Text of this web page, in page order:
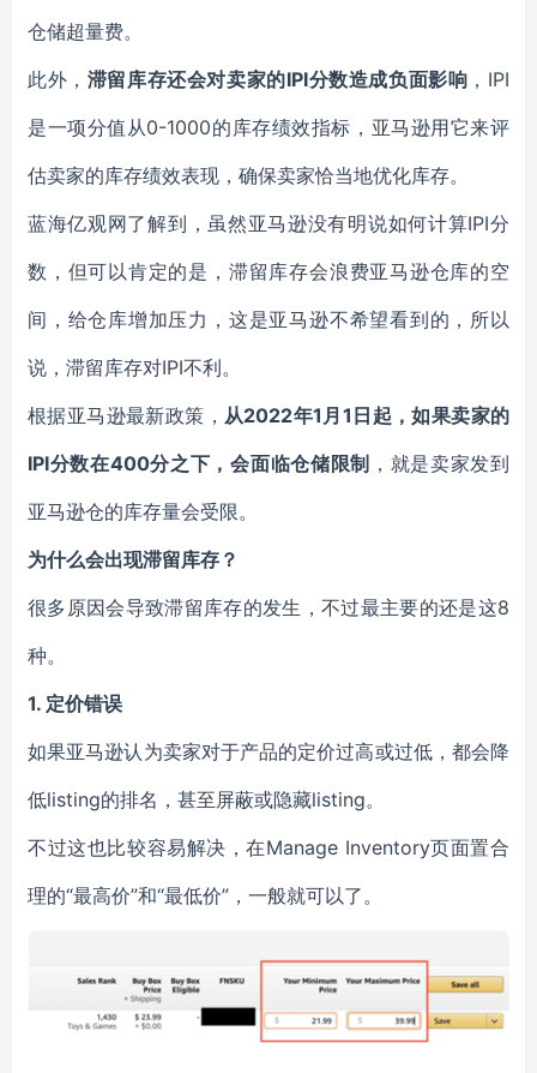
仓储超量费。
此外， 滞留库存还会对卖家的IPI分数造成负面影响 ，IPI
是一项分值从0-1000的库存绩效指标，亚马逊用它来评
估卖家的库存绩效表现，确保卖家恰当地优化库存。
蓝海亿观网了解到，虽然亚马逊没有明说如何计算IPI分
数，但可以肯定的是，滞留库存会浪费亚马逊仓库的空
间，给仓库增加压力，这是亚马逊不希望看到的，所以
说，滞留库存对IPI不利。
根据亚马逊最新政策， 从2022年1月1日起，如果卖家的
IPI分数在400分之下，会面临仓储限制 ，就是卖家发到
亚马逊仓的库存量会受限。
为什么会出现滞留库存？
很多原因会导致滞留库存的发生，不过最主要的还是这8
种。
1. 定价错误
如果亚马逊认为卖家对于产品的定价过高或过低，都会降
低listing的排名，甚至屏蔽或隐藏listing。
不过这也比较容易解决，在Manage Inventory页面置合
理的“最高价”和“最低价”，一般就可以了。